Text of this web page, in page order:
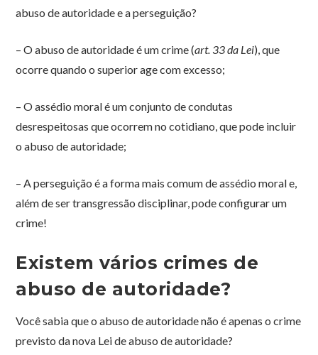
abuso de autoridade e a perseguição?
– O abuso de autoridade é um crime (art. 33 da Lei), que
ocorre quando o superior age com excesso;
– O assédio moral é um conjunto de condutas
desrespeitosas que ocorrem no cotidiano, que pode incluir
o abuso de autoridade;
– A perseguição é a forma mais comum de assédio moral e,
além de ser transgressão disciplinar, pode configurar um
crime!
Existem vários crimes de
abuso de autoridade?
Você sabia que o abuso de autoridade não é apenas o crime
previsto da nova Lei de abuso de autoridade?